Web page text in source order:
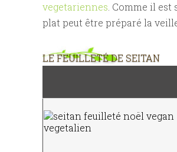
vegetariennes . Comme il
plat peut être préparé la
LE FEUILLETÉ DE SEITAN